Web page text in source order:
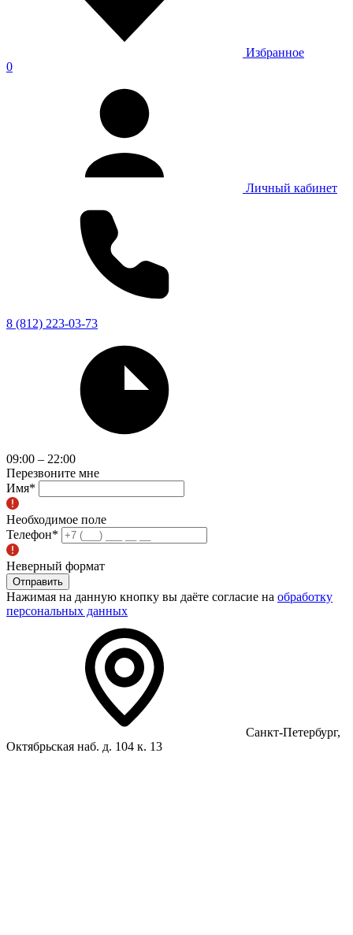
Избранное
0
Личный кабинет
8 (812) 223-03-73
09:00 – 22:00
Перезвоните мне
Имя*
Необходимое поле
Телефон*
Неверный формат
Отправить
Нажимая на данную кнопку вы даёте согласие на обработку
персональных данных
Санкт-Петербург,
Октябрьская наб. д. 104 к. 13